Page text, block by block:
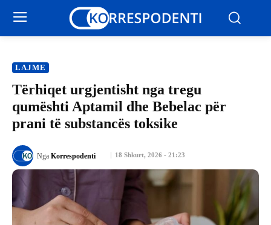
LAJME
Tërhiqet urgjentisht nga tregu
qumështi Aptamil dhe Bebelac për
prani të substancës toksike
18 Shkurt, 2026 - 21:23
Nga Korrespodenti